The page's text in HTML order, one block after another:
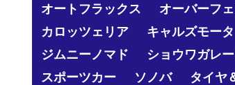
オートフラックス
オーバーフ
カロッツェリア
キャルズモー
ジムニーノマド
ショウワガレ
スポーツカー
ソノバ タイヤ